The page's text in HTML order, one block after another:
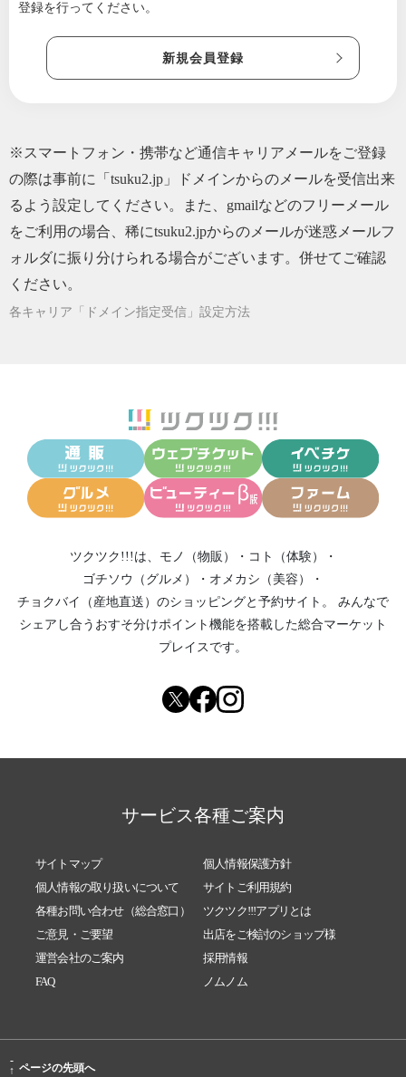
登録を行ってください。
新規会員登録
※スマートフォン・携帯など通信キャリアメールをご登録
の際は事前に「tsuku2.jp」ドメインからのメールを受信出来
るよう設定してください。また、gmailなどのフリーメール
をご利用の場合、稀にtsuku2.jpからのメールが迷惑メールフ
ォルダに振り分けられる場合がございます。併せてご確認
ください。
各キャリア「ドメイン指定受信」設定方法
ツクツク!!!は、 モノ（物販） ・ コト（体験）
・
ゴチソウ（グルメ）
・ オメカシ（美容）
・
チョクバイ（産地直送） のショッピングと予約サイト。
みんなで
シェアし合う おすそ分けポイント機能を搭載した総合マーケット
プレイスです。
サービス各種ご案内
サイトマップ
個人情報保護方針
個人情報の取り扱いについて
サイトご利用規約
各種お問い合わせ（総合窓口）
ツクツク!!!アプリとは
ご意見・ご要望
出店をご検討のショップ様
運営会社のご案内
採用情報
FAQ
ノムノム
-
↑ ページの先頭へ